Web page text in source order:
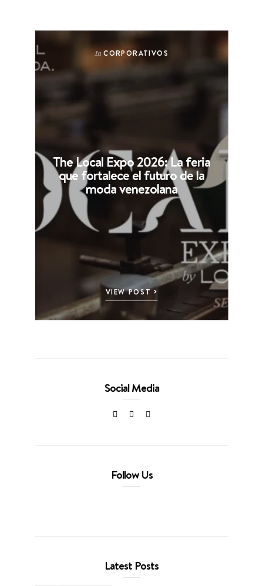
In CORPORATIVOS
The Local Expo 2026: La feria
que fortalece el futuro de la
moda venezolana
VIEW POST
Social Media
Follow Us
Latest Posts